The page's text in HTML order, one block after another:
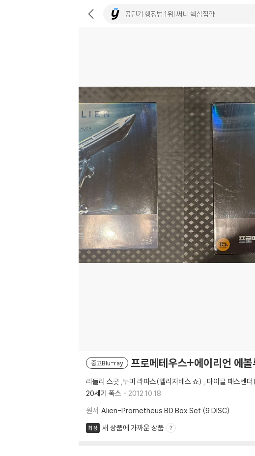
중고Blu-ray 프로메테우스+에이리언 에
리들리 스콧 ,누미 라파스(엘리자베스 쇼) , 마이클 패스벤
20세기 폭스
2012.10.18.
원서 Alien-Prometheus BD Box Set (9 DISC)
최상 새 상품에 가까운 상품